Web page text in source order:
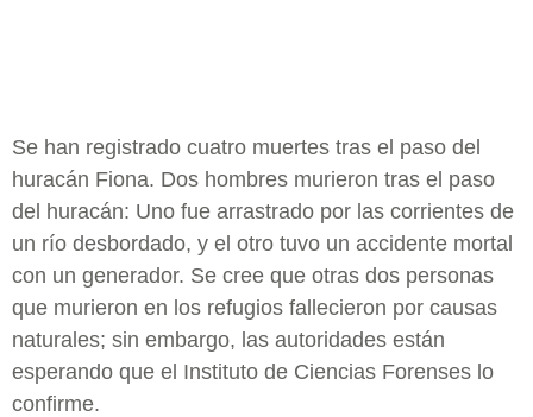
Se han registrado cuatro muertes tras el paso del
huracán Fiona. Dos hombres murieron tras el paso
del huracán: Uno fue arrastrado por las corrientes de
un río desbordado, y el otro tuvo un accidente mortal
con un generador. Se cree que otras dos personas
que murieron en los refugios fallecieron por causas
naturales; sin embargo, las autoridades están
esperando que el Instituto de Ciencias Forenses lo
confirme.